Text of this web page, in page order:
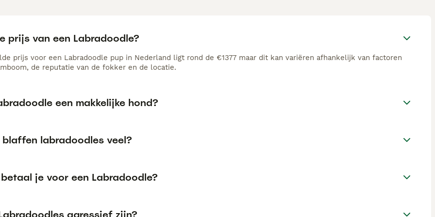
prijs van een Labradoodle?
prijs voor een Labradoodle pup in Nederland ligt rond de €1377 maar dit kan variëren afhankelijk van factoren
de reputatie van de fokker en de locatie.
een makkelijke hond?
blaffen labradoodles veel?
betaal je voor een Labradoodle?